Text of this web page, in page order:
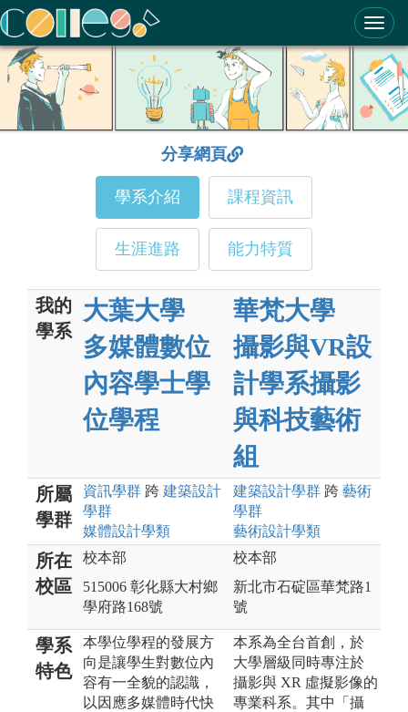
ColleGo! 大學選才與高中育才輔助系統
分享網頁
學系介紹 課程資訊
生涯進路 能力特質
我的
學系
大葉大學
多媒體數位
內容學士學
位學程
華梵大學
攝影與VR設
計學系攝影
與科技藝術
組
所屬
學群
資訊學群 跨 建築設計
學群
媒體設計學類
建築設計學群 跨 藝術
學群
藝術設計學類
所在
校區
校本部
515006 彰化縣大村鄉
學府路168號
校本部
新北市石碇區華梵路1
號
學系
特色
本學位學程的發展方
向是讓學生對數位內
容有一全貌的認識，
以因應多媒體時代快
本系為全台首創，於
大學層級同時專注於
攝影與 XR 虛擬影像的
專業科系。其中「攝